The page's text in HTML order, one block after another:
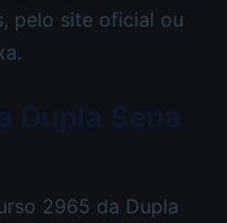
pelo site oficial ou
2965 da Dupla